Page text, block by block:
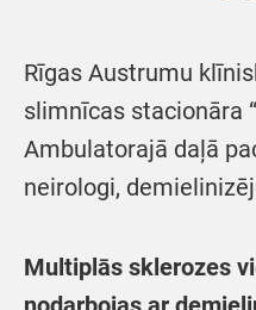
Rīgas Austrumu
slimnīcas stacionāra
Ambulatorajā daļā
neirologi,
Multiplās sklerozes